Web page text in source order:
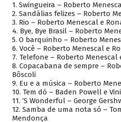
1. Swingueira – Roberto
2. Sandálias felizes – Roberto
3. Rio – Roberto Menescal e
4. Bye, Bye Brasil – Roberto
5. O barquinho – Roberto
6. Você – Roberto Menescal e
7. Telefone – Roberto Menescal
8. Copacabana de sempre –
Bôscoli
9. Eu e a música – Roberto
10. Tem dó – Baden Powell e
11. ‘S Wonderful – George
12. Samba de uma nota só –
Mendonça